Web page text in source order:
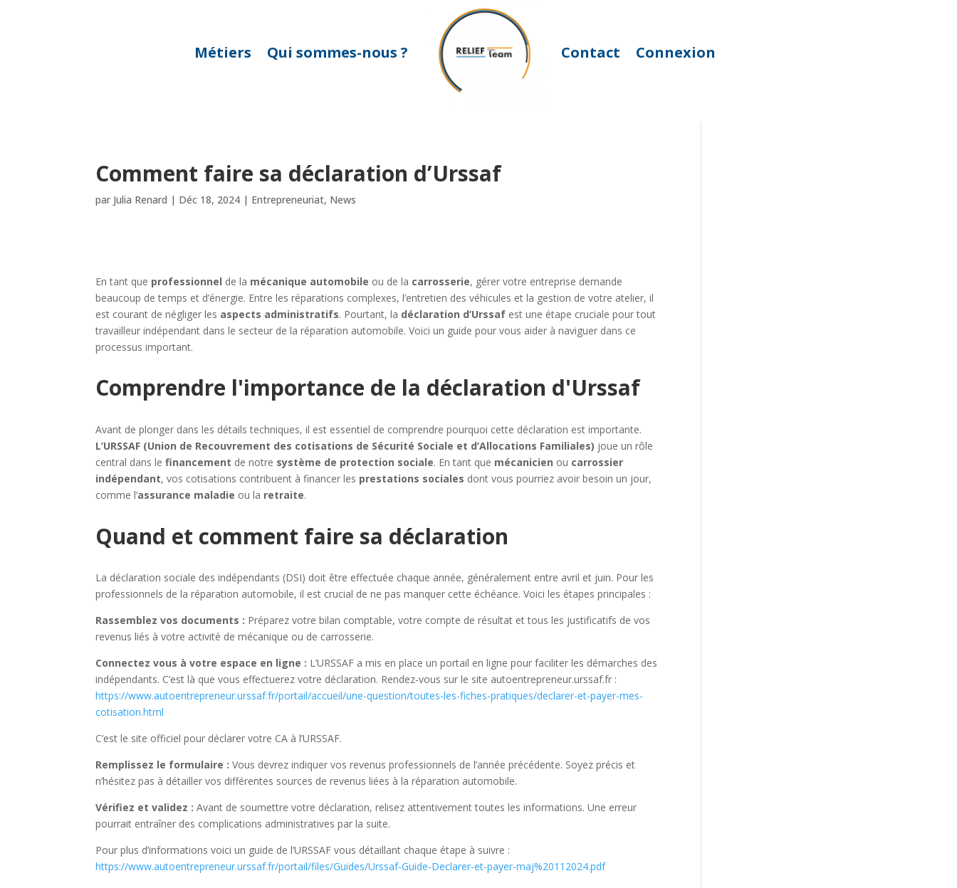
Métiers Qui sommes-nous ? Contact Connexion
Comment faire sa déclaration d’Urssaf
par Julia Renard | Déc 18, 2024 | Entrepreneuriat, News
En tant que professionnel de la mécanique automobile ou de la carrosserie, gérer votre entreprise demande
beaucoup de temps et d’énergie. Entre les réparations complexes, l’entretien des véhicules et la gestion de votre atelier, il
est courant de négliger les aspects administratifs. Pourtant, la déclaration d’Urssaf est une étape cruciale pour tout
travailleur indépendant dans le secteur de la réparation automobile. Voici un guide pour vous aider à naviguer dans ce
processus important.
Comprendre l'importance de la déclaration d'Urssaf
Avant de plonger dans les détails techniques, il est essentiel de comprendre pourquoi cette déclaration est importante.
L’URSSAF (Union de Recouvrement des cotisations de Sécurité Sociale et d’Allocations Familiales) joue un rôle
central dans lefinancement de notre système de protection sociale. En tant que mécanicien ou carrossier
indépendant, vos cotisations contribuent à financer les prestations sociales dont vous pourriez avoir besoin un jour,
comme l’assurance maladie ou la retraite.
Quand et comment faire sa déclaration
La déclaration sociale des indépendants (DSI) doit être effectuée chaque année, généralement entre avril et juin. Pour les
professionnels de la réparation automobile, il est crucial de ne pas manquer cette échéance. Voici les étapes principales :
Rassemblez vos documents : Préparez votre bilan comptable, votre compte de résultat et tous les justificatifs de vos
revenus liés à votre activité de mécanique ou de carrosserie.
Connectez vous à votre espace en ligne : L’URSSAF a mis en place un portail en ligne pour faciliter les démarches des
indépendants. C’est là que vous effectuerez votre déclaration. Rendez-vous sur le site autoentrepreneur.urssaf.fr :
https://www.autoentrepreneur.urssaf.fr/portail/accueil/une-question/toutes-les-fiches-pratiques/declarer-et-payer-mes-
cotisation.html
C’est le site officiel pour déclarer votre CA à l’URSSAF.
Remplissez le formulaire : Vous devrez indiquer vos revenus professionnels de l’année précédente. Soyez précis et
n’hésitez pas à détailler vos différentes sources de revenus liées à la réparation automobile.
Vérifiez et validez : Avant de soumettre votre déclaration, relisez attentivement toutes les informations. Une erreur
pourrait entraîner des complications administratives par la suite.
Pour plus d’informations voici un guide de l’URSSAF vous détaillant chaque étape à suivre :
https://www.autoentrepreneur.urssaf.fr/portail/files/Guides/Urssaf-Guide-Declarer-et-payer-maj%20112024.pdf